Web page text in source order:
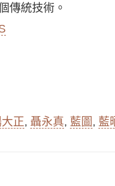
傳統技術。
正, 聶永真, 藍圖, 藍